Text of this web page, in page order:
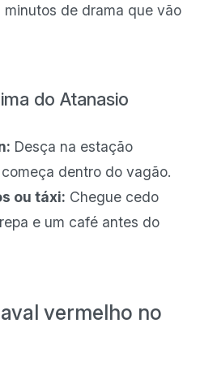
de drama que vão
do Atanasio
Desça na estação
dentro do vagão.
ou táxi: Chegue cedo
e um café antes do
vermelho no